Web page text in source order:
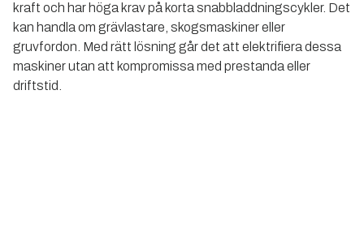
kraft och har höga krav på korta snabbladdningscykler. Det
kan handla om grävlastare, skogsmaskiner eller
gruvfordon. Med rätt lösning går det att elektrifiera dessa
maskiner utan att kompromissa med prestanda eller
driftstid.